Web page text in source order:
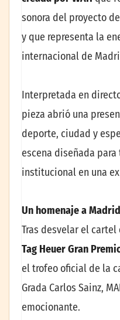
sonora del proyecto
y que representa la
internacional de
Interpretada en
pieza abrió una
deporte, ciudad y
escena diseñada
institucional en una
Un homenaje a
Tras desvelar el
Tag Heuer Gran
el trofeo oficial de la
Grada Carlos Sainz,
emocionante.